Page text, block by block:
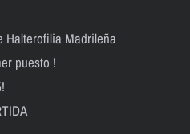
Halterofilia Madrileña
puesto !